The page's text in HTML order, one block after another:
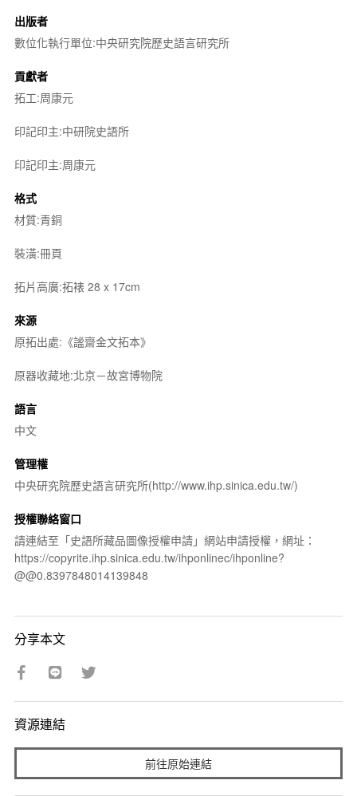
出版者
數位化執行單位:中央研究院歷史語言研究所
貢獻者
拓工:周康元
印記印主:中研院史語所
印記印主:周康元
格式
材質:青銅
裝潢:冊頁
拓片高廣:拓裱 28 x 17cm
來源
原拓出處:《謐齋金文拓本》
原器收藏地:北京－故宮博物院
語言
中文
管理權
中央研究院歷史語言研究所(http://www.ihp.sinica.edu.tw/)
授權聯絡窗口
請連結至「史語所藏品圖像授權申請」網站申請授權，網址：
https://copyrite.ihp.sinica.edu.tw/ihponlinec/ihponline?
@@0.8397848014139848
分享本文
資源連結
前往原始連結